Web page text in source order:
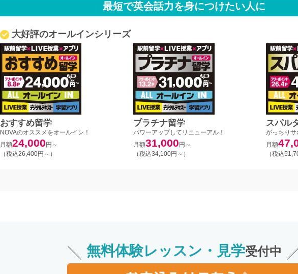
最短で英会話力を身につけたい人に
大好評のオールインシリーズ
おすすめ留学
NOVAのオススメをオールイン！
月額24,000円～
（税込26,400円～）
プラチナ留学
パワーアップしてリニューアル！
月額31,000円～
（税込34,100円～）
スパル
がっちり
月額
（税込
無料体験レッスン・見学受付中